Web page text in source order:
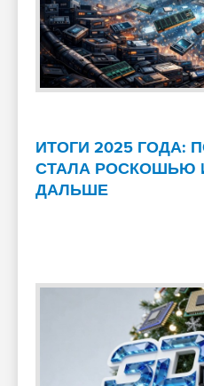
ИТОГИ 2025 ГОДА:
СТАЛА РОСКОШЬЮ
ДАЛЬШЕ